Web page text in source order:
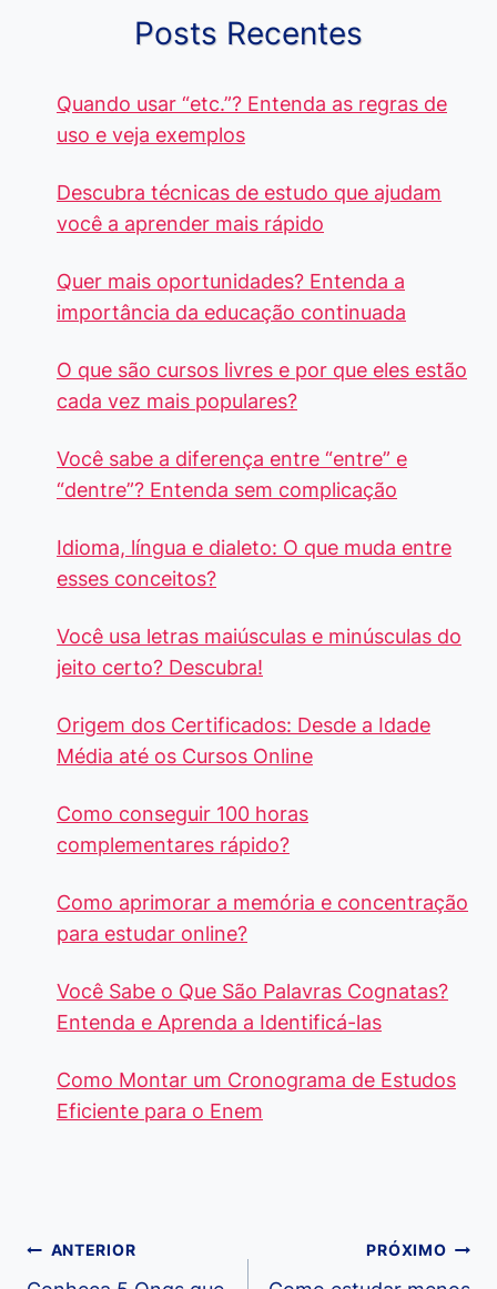
Posts Recentes
Quando usar “etc.”? Entenda as regras de
uso e veja exemplos
Descubra técnicas de estudo que ajudam
você a aprender mais rápido
Quer mais oportunidades? Entenda a
importância da educação continuada
O que são cursos livres e por que eles estão
cada vez mais populares?
Você sabe a diferença entre “entre” e
“dentre”? Entenda sem complicação
Idioma, língua e dialeto: O que muda entre
esses conceitos?
Você usa letras maiúsculas e minúsculas do
jeito certo? Descubra!
Origem dos Certificados: Desde a Idade
Média até os Cursos Online
Como conseguir 100 horas
complementares rápido?
Como aprimorar a memória e concentração
para estudar online?
Você Sabe o Que São Palavras Cognatas?
Entenda e Aprenda a Identificá-las
Como Montar um Cronograma de Estudos
Eficiente para o Enem
Navegação
ANTERIOR PRÓXIMO